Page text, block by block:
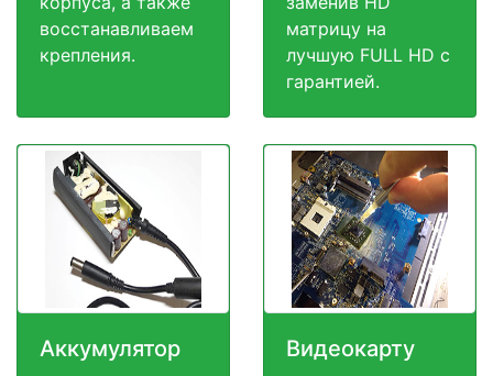
восстанавливаем
крепления.
матрицу на
лучшую FULL HD c
гарантией.
Аккумулятор Видеокарту